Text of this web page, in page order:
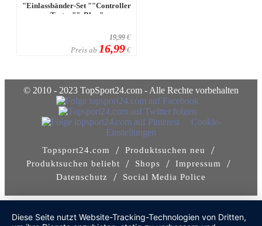
"Einlassbänder-Set ""Controller
Tystar"", Blau"
19,99 €
Preis ab 16,99 €
© 2010 - 2023 TopSport24.com - Alle Rechte vorbehalten
Cookie-
Einstellungen
Topsport24.com / Produktsuchen neu /
Produktsuchen beliebt / Shops / Impressum /
Datenschutz / Social Media Police
Diese Seite nutzt Website-Tracking-Technologien von Dritten,